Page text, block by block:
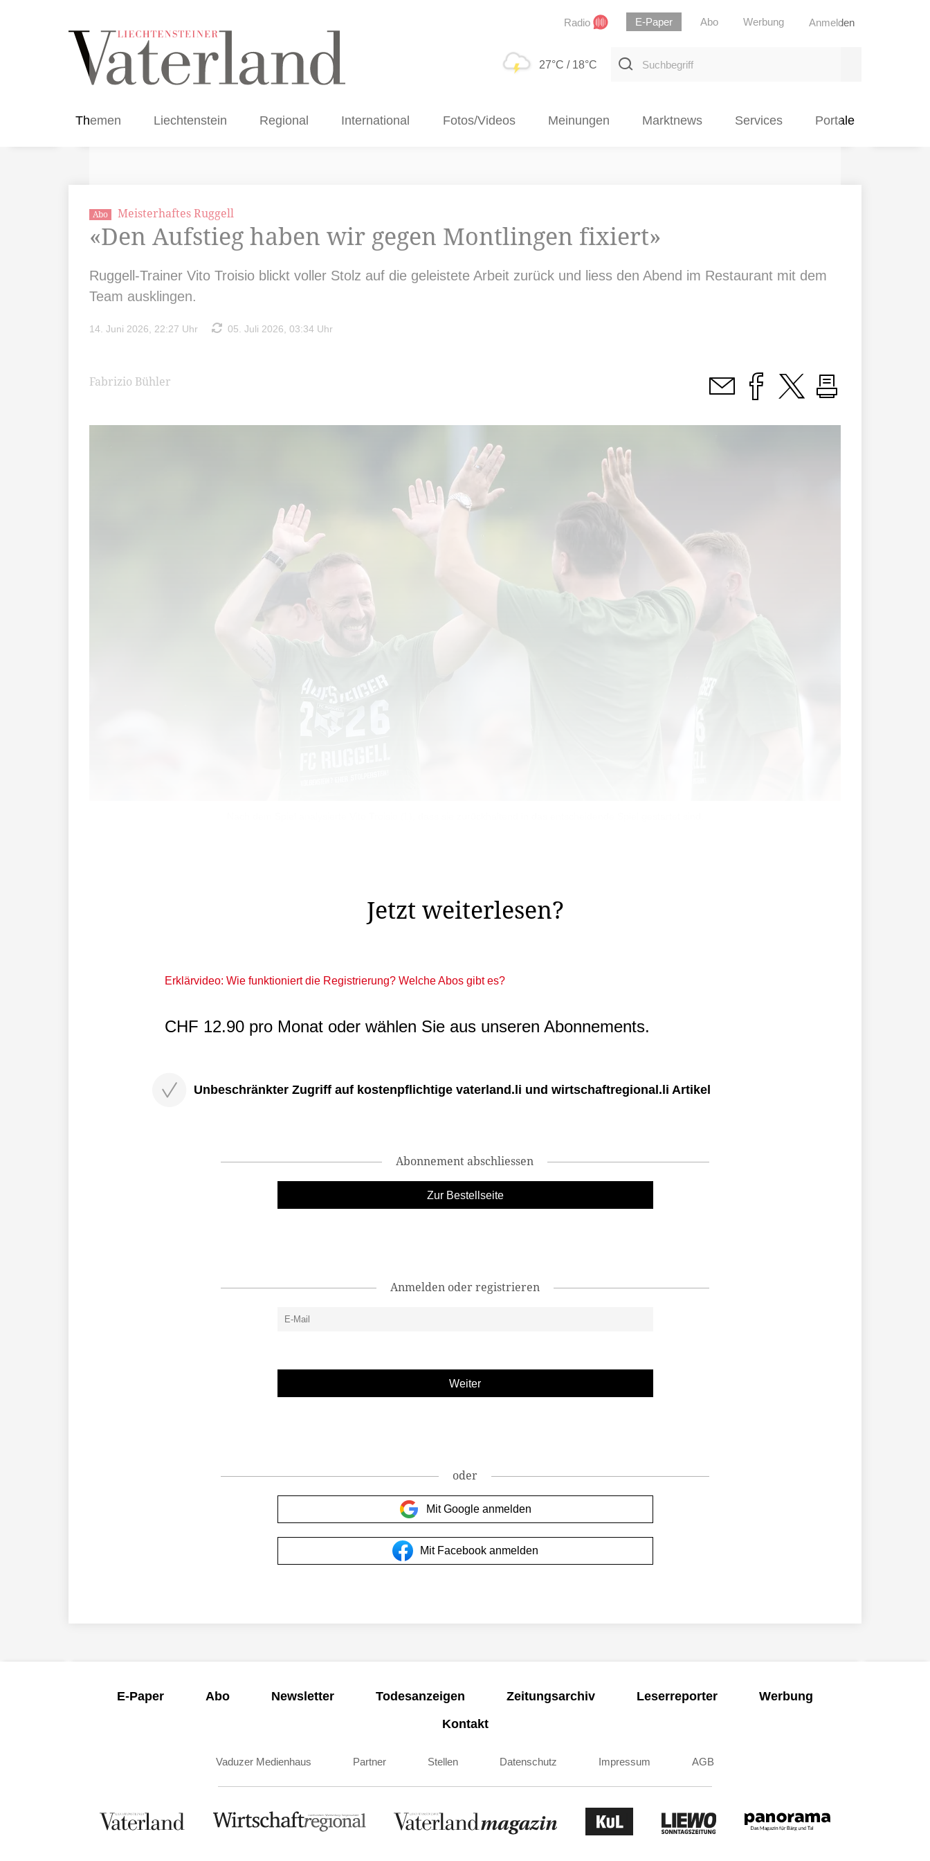
Radio E-Paper Abo Werbung Anmelden
27°C / 18°C
Suchbegriff
Themen Liechtenstein Regional International Fotos/Videos Meinungen Marktnews Services Portale
Abo Meisterhaftes Ruggell
«Den Aufstieg haben wir gegen Montlingen fixiert»
Ruggell-Trainer Vito Troisio blickt voller Stolz auf die geleistete Arbeit zurück und liess den Abend im Restaurant mit dem
Team ausklingen.
14. Juni 2026, 22:27 Uhr 05. Juli 2026, 03:34 Uhr
Fabrizio Bühler
Jetzt weiterlesen?
Erklärvideo: Wie funktioniert die Registrierung? Welche Abos gibt es?
CHF 12.90 pro Monat oder wählen Sie aus unseren Abonnements.
Unbeschränkter Zugriff auf kostenpflichtige vaterland.li und wirtschaftregional.li Artikel
Abonnement abschliessen
Zur Bestellseite
Anmelden oder registrieren
oder
Mit Google anmelden
Mit Facebook anmelden
E-Paper Abo Newsletter Todesanzeigen Zeitungsarchiv Leserreporter
Werbung
Kontakt
Vaduzer Medienhaus Partner Stellen Datenschutz Impressum AGB